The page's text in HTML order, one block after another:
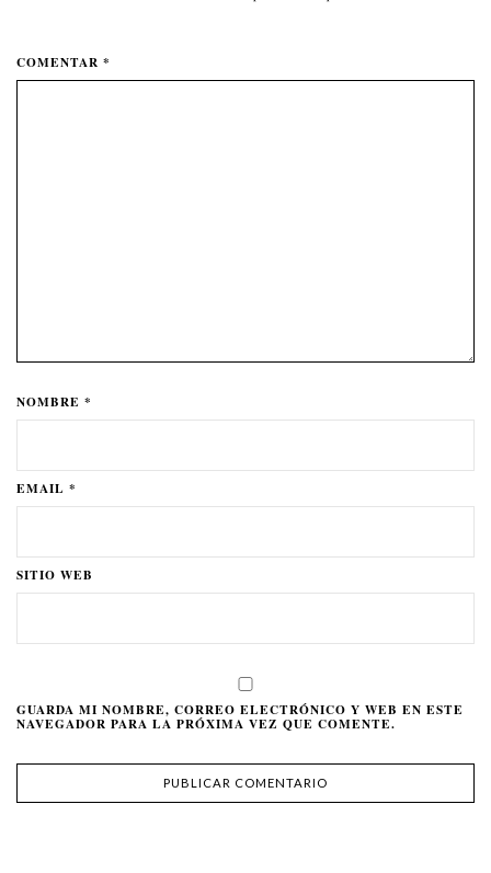
COMENTAR *
NOMBRE *
EMAIL *
SITIO WEB
GUARDA MI NOMBRE, CORREO ELECTRÓNICO Y WEB EN ESTE
NAVEGADOR PARA LA PRÓXIMA VEZ QUE COMENTE.